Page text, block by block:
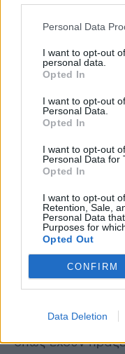
Personal Data
I want to opt-out
personal data.
Opted In
I want to opt-out
Personal Data.
Opted In
I want to opt-out
Personal Data for
Opted In
I want to opt-out
Retention, Sale,
Personal Data
Purposes for
Opted Out
CONFIRM
Data Deletion
απόθεμα και τη
φαρμακευτικών
Ακούμε πολλά για
λεγόμενο
προτείνει ο ΣΦΕΕ
ελληνικής
Ο ΣΦΕΕκαι η
θέση υπέρ της
καθεστώτος
του
Αν η Ευρώπη δεν
διαθέτει ούτε η
θέση, να μην
όπως έχουν